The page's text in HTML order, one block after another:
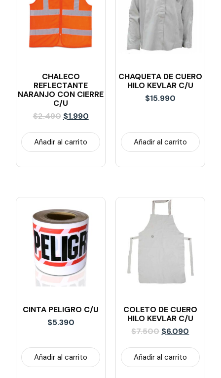
CHALECO
REFLECTANTE
NARANJO CON CIERRE
C/u
$2.490 $1.990
Añadir al carrito
CHAQUETA DE CUERO
HILO KEVLAR C/u
$15.990
Añadir al carrito
CINTA PELIGRO C/U
$5.390
Añadir al carrito
COLETO DE CUERO
HILO KEVLAR C/U
$7.500 $6.090
Añadir al carrito